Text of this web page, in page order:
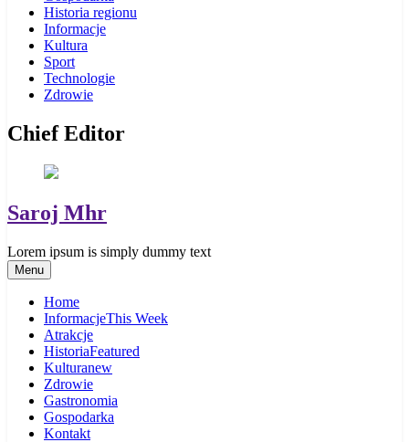
Historia regionu
Informacje
Kultura
Sport
Technologie
Zdrowie
Chief Editor
Saroj Mhr
Lorem ipsum is simply dummy text
Menu
Home
InformacjeThis Week
Atrakcje
HistoriaFeatured
Kulturanew
Zdrowie
Gastronomia
Gospodarka
Kontakt